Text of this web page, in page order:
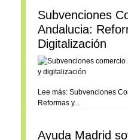
Subvenciones
Andalucia:
Digitalización
Lee más: Subvenciones
Reformas y...
Ayuda Madrid